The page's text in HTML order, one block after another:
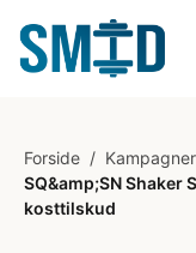
Forside / Kampagner
SQ&amp;SN Shaker
kosttilskud